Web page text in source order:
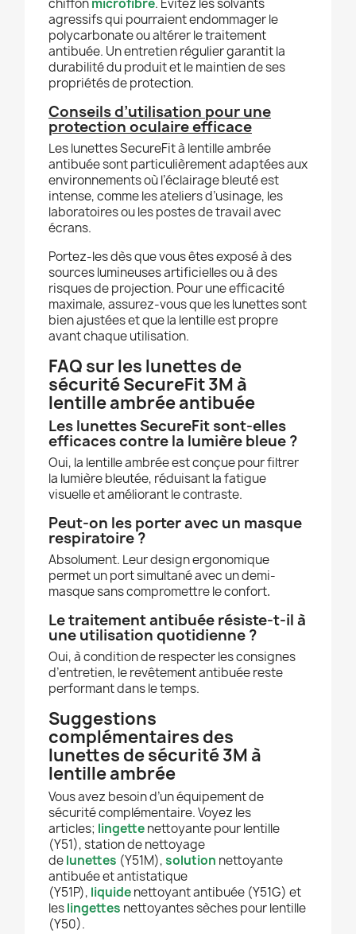
chiffonmicrofibre. Évitez les solvants
agressifs qui pourraient endommager le
polycarbonate ou altérer le traitement
antibuée. Un entretien régulier garantit la
durabilité du produit et le maintien de ses
propriétés de protection.
Conseils d’utilisation pour une
protection oculaire efficace
Les lunettes SecureFit à lentille ambrée
antibuée sont particulièrement adaptées aux
environnements où l’éclairage bleuté est
intense, comme les ateliers d’usinage, les
laboratoires ou les postes de travail avec
écrans.
Portez-les dès que vous êtes exposé à des
sources lumineuses artificielles ou à des
risques de projection. Pour une efficacité
maximale, assurez-vous que les lunettes sont
bien ajustées et que la lentille est propre
avant chaque utilisation.
FAQ sur les lunettes de
sécurité SecureFit 3M à
lentille ambrée antibuée
Les lunettes SecureFit sont-elles
efficaces contre la lumière bleue ?
Oui, la lentille ambrée est conçue pour filtrer
la lumière bleutée, réduisant la fatigue
visuelle et améliorant le contraste.
Peut-on les porter avec un masque
respiratoire ?
Absolument. Leur design ergonomique
permet un port simultané avec un demi-
masque sans compromettre le confort.
Le traitement antibuée résiste-t-il à
une utilisation quotidienne ?
Oui, à condition de respecter les consignes
d’entretien, le revêtement antibuée reste
performant dans le temps.
Suggestions
complémentaires des
lunettes de sécurité 3M à
lentille ambrée
Vous avez besoin d’un équipement de
sécurité complémentaire. Voyez les
articles; lingettenettoyante pour lentille
(Y51), station de nettoyage
delunettes (Y51M),solution nettoyante
antibuée et antistatique
(Y51P), liquidenettoyant antibuée (Y51G) et
leslingettes nettoyantes sèches pour lentille
(Y50).